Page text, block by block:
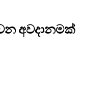
අවදානමක්